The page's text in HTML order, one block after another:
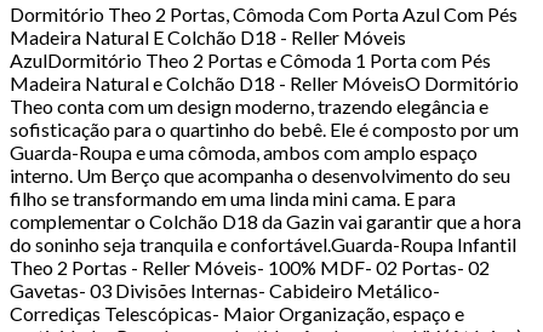
Dormitório Theo 2 Portas, Cômoda Com Porta Azul Com Pés
Madeira Natural E Colchão D18 - Reller Móveis
AzulDormitório Theo 2 Portas e Cômoda 1 Porta com Pés
Madeira Natural e Colchão D18 - Reller MóveisO Dormitório
Theo conta com um design moderno, trazendo elegância e
sofisticação para o quartinho do bebê. Ele é composto por um
Guarda-Roupa e uma cômoda, ambos com amplo espaço
interno. Um Berço que acompanha o desenvolvimento do seu
filho se transformando em uma linda mini cama. E para
complementar o Colchão D18 da Gazin vai garantir que a hora
do soninho seja tranquila e confortável.Guarda-Roupa Infantil
Theo 2 Portas - Reller Móveis- 100% MDF- 02 Portas- 02
Gavetas- 03 Divisões Internas- Cabideiro Metálico-
Corrediças Telescópicas- Maior Organização, espaço e